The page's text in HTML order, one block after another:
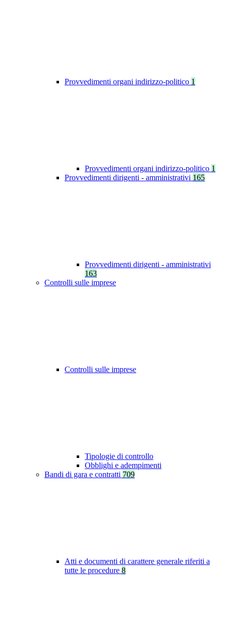
Provvedimenti organi indirizzo-politico 1
Provvedimenti organi indirizzo-politico 1
Provvedimenti dirigenti - amministrativi 165
Provvedimenti dirigenti - amministrativi
163
Controlli sulle imprese
Controlli sulle imprese
Tipologie di controllo
Obblighi e adempimenti
Bandi di gara e contratti 709
Atti e documenti di carattere generale riferiti a
tutte le procedure 8